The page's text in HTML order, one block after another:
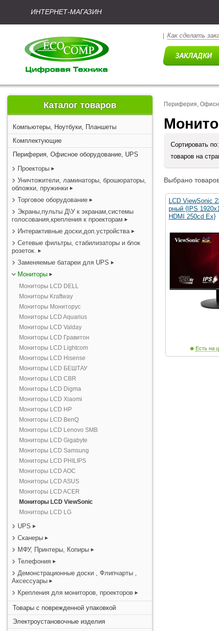
ИНТЕРНЕТ-МАГАЗИН
Как сделать
Каталог товаров
Компьютеры, Ноутбуки, Планшеты
Комплектующие
Периферия, Офисное оборудование, UPS
Проекторы
Уничтожители, ламинаторы, брошюраторы,
обложки, пружинки
Торговое оборудование
Экраны,пульты Д\У к экранам,системы
голосования,крепления к проекторам
Интерактивные доски,доп.устройства
Сетевые фильтры, стабилизаторы и блок
розеток.
Заменяемые батареи для UPS
Мониторы
Мониторы LCD DELL
Мониторы Kraftway
Мониторы Мониторус
Мониторы LCD Aquarius
Мониторы LCD Valday
Мониторы LCD Гравитон
Мониторы LCD Lightcom
Мониторы LCD Hisense
Мониторы LCD БЕШТАУ
Мониторы LCD CBR
Мониторы LCD Digma
Мониторы LCD Xiaomi
Мониторы LCD HP
Мониторы LCD BenQ
Мониторы LCD Lenovo SMB
Мониторы LCD Gigabyte
Мониторы LCD Samsung
Мониторы LCD PHILIPS
Мониторы LCD AOC
Мониторы LCD ASUS
Мониторы LCD ACER
Мониторы LCD ViewSonic
Мониторы LCD LG
UPS
Сканеры
МФУ, Принтеры, Копиры
Телефония
Демонстрационные доски , Флипчарты ,
Аксессуары
Крепления для мониторов, проекторов
Товары с поврежденной упаковкой
Электроустановочные изделия
Периферия,
Сортировать
товаров на
Выбрано
LCD ViewSonic
рный {IPS
HDMI 250cd Ex}
Есть на